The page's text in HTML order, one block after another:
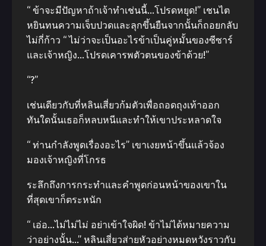
“ ข้าจะมีปัญหาถ้าเจ้าทำเช่นนี้…โปรดหยุด!” เชนไต
หยินทนความเจ็บปวดและลุกขึ้นยืนจากนั้นก็ถอยกลับ
ไม่กี่ก้าว “ ไม่ว่าจะเป็นอะไรข้าเป็นคู่หมั้นของซีซาร์
และเจ้าหญิง…โปรดเคารพตัวตนของข้าด้วย!”
“?”
เช่นเดียวกับที่หลินเสี่ยวก้มตัวเพื่อถอดถุงเท้าออก
ทันใดนั้นเธอก็หลบหนีและทำให้เขาประหลาดใจ
“ ท่านกำลังพูดเรื่องอะไร” เขาเงยหน้าขึ้นแล้วจ้อง
มองเจ้าหญิงที่โกรธ
ระลึกถึงการกระทำและคำพูดก่อนหน้าของเขาใน
ที่สุดเขาก็ตระหนัก
“ เอ่อ…ไม่ไม่ไม่ อย่าเข้าใจผิด! ข้าไม่ได้หมายความ
ว่าอย่างนั้น…” หลินเสี่ยวส่ายหัวอย่างหมดหวังราวกับ